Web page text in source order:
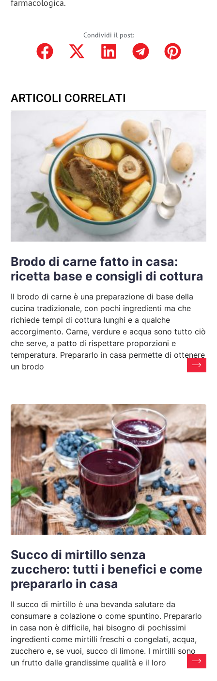
farmacologica.
Condividi il post:
ARTICOLI CORRELATI
Brodo di carne fatto in casa:
ricetta base e consigli di cottura
Il brodo di carne è una preparazione di base della
cucina tradizionale, con pochi ingredienti ma che
richiede tempi di cottura lunghi e a qualche
accorgimento. Carne, verdure e acqua sono tutto ciò
che serve, a patto di rispettare proporzioni e
temperatura. Prepararlo in casa permette di ottenere
un brodo
Succo di mirtillo senza
zucchero: tutti i benefici e come
prepararlo in casa
Il succo di mirtillo è una bevanda salutare da
consumare a colazione o come spuntino. Prepararlo
in casa non è difficile, hai bisogno di pochissimi
ingredienti come mirtilli freschi o congelati, acqua,
zucchero e, se vuoi, succo di limone. I mirtilli sono
un frutto dalle grandissime qualità e il loro